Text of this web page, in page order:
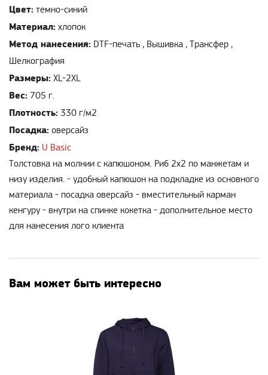
Цвет: темно-синий
Материал: хлопок
Метод нанесения:
Шелкография
Размеры: XL-2XL
Вес: 705 г.
Плотность: 330 г/м2
Посадка: оверсайз
Бренд: U Basic
Толстовка на молнии с капюшоном. Риб 2х2 по манжетам и
низу изделия. - удобный капюшон на подкладке из основного
материала - посадка оверсайз - вместительный карман
кенгуру - внутри на спинке кокетка - дополнительное место
для нанесения лого клиента
Вам может быть интересно